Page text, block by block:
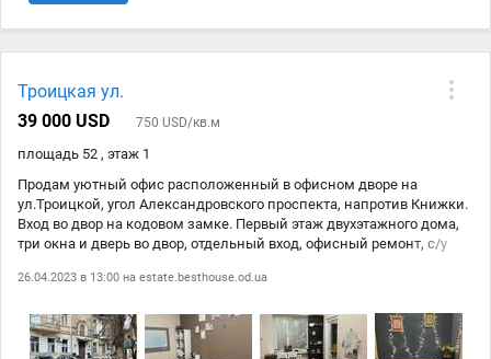
Троицкая ул.
39 000 USD
750 USD/кв.м
площадь 52 , этаж 1
Продам уютный офис расположенный в офисном дворе на
ул.Троицкой, угол Александровского проспекта, напротив Книжки.
Вход во двор на кодовом замке. Первый этаж двухэтажного дома,
три окна и дверь во двор, отдельный вход, офисный ремонт, с/у
Три кабинета, 22мКв, 10 и 9 мКв. Ранее использовался под
26.04.2023 в 13:00 на estate.besthouse.od.ua